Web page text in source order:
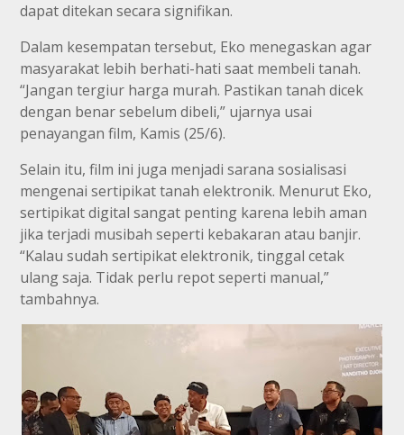
dapat ditekan secara signifikan.
Dalam kesempatan tersebut, Eko menegaskan agar
masyarakat lebih berhati-hati saat membeli tanah.
“Jangan tergiur harga murah. Pastikan tanah dicek
dengan benar sebelum dibeli,” ujarnya usai
penayangan film, Kamis (25/6).
Selain itu, film ini juga menjadi sarana sosialisasi
mengenai sertipikat tanah elektronik. Menurut Eko,
sertipikat digital sangat penting karena lebih aman
jika terjadi musibah seperti kebakaran atau banjir.
“Kalau sudah sertipikat elektronik, tinggal cetak
ulang saja. Tidak perlu repot seperti manual,”
tambahnya.